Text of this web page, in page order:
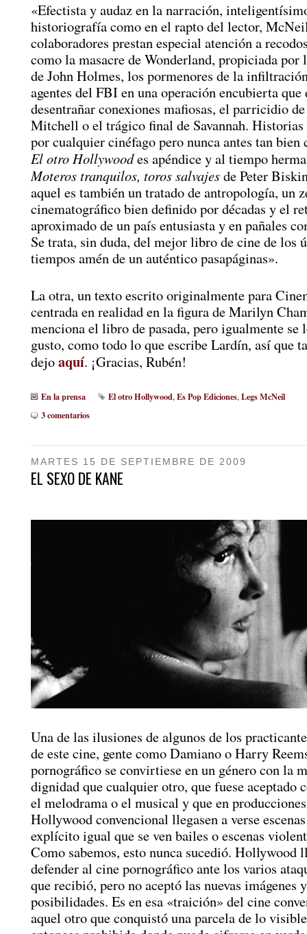
«Efectista y audaz en la narración,
historiografía como en el rapto del lector,
colaboradores prestan especial atención a
como la masacre de Wonderland, propiciada por
de John Holmes, los pormenores de la
agentes del FBI en una operación encubierta que
desentrañar conexiones mafiosas, el parricidio
Mitchell o el trágico final de Savannah. Historias
por cualquier cinéfago pero nunca antes tan
El otro Hollywoodes apéndice y al tiempo
Moteros tranquilos, toros salvajesde Peter
aquel es también un tratado de antropología, un
cinematográfico bien definido por décadas y el
aproximado de un país entusiasta y en pañales
Se trata, sin duda, del mejor libro de cine de los
tiempos amén de un auténtico pasapáginas».
La otra, un texto escrito originalmente para
centrada en realidad en la figura de Marilyn
menciona el libro de pasada, pero igualmente se
gusto, como todo lo que escribe Lardín, así que
dejoaquí. ¡Gracias, Rubén!
En la prensa El otro Hollywood, Es Pop Ediciones, Legs McNeil
3 comentarios
MARTES 15 DE SEPTIEMBRE DE 2009
EL SEXO DE KANE
Una de las ilusiones de algunos de los
de este cine, gente como Damiano o Harry
pornográfico se convirtiese en un género con la
dignidad que cualquier otro, que fuese aceptado
el melodrama o el musical y que en
Hollywood convencional llegasen a verse
explícito igual que se ven bailes o escenas
Como sabemos, esto nunca sucedió. Hollywood
defender al cine pornográfico ante los varios
que recibió, pero no aceptó las nuevas imágenes
posibilidades. Es en esa «traición» del cine
aquel otro que conquistó una parcela de lo